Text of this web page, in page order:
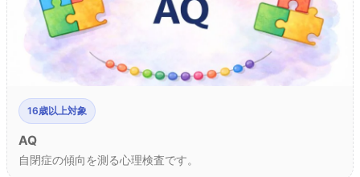
16歳以上対象
AQ
自閉症の傾向を測る心理検査です。